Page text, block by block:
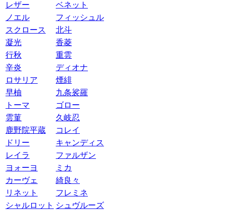
レザー
ベネット
ノエル
フィッシュル
スクロース
北斗
凝光
香菱
行秋
重雲
辛炎
ディオナ
ロサリア
煙緋
早柚
九条裟羅
トーマ
ゴロー
雲菫
久岐忍
鹿野院平蔵
コレイ
ドリー
キャンディス
レイラ
ファルザン
ヨォーヨ
ミカ
カーヴェ
綺良々
リネット
フレミネ
シャルロット シュヴルーズ